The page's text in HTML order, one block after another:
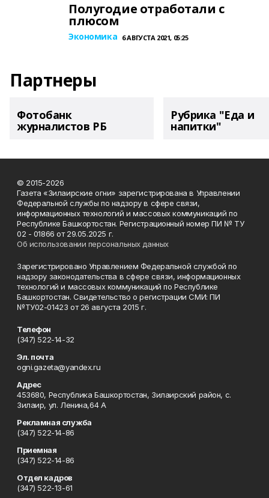
Полугодие отработали с
плюсом
Экономика 6 АВГУСТА 2021, 05:25
Партнеры
Фотобанк
журналистов РБ
Рубрика "Еда и
напитки"
© 2015-2026
Газета «Зилаирские огни» зарегистрирована в Управлении
Федеральной службы по надзору в сфере связи,
информационных технологий и массовых коммуникаций по
Республике Башкортостан. Регистрационный номер ПИ № ТУ
02 - 01866 от 29.05.2025 г.
Об использовании персональных данных
Зарегистрировано Управлением Федеральной службой по
надзору законодательства в сфере связи, информационных
технологий и массовых коммуникаций по Республике
Башкортостан. Свидетельство о регистрации СМИ: ПИ
№ТУ02-01423 от 26 августа 2015 г.
Телефон
(347) 522-14-32
Эл. почта
ogni.gazeta@yandex.ru
Адрес
453680, Республика Башкортостан, Зилаирский район, с.
Зилаир, ул. Ленина,64 А
Рекламная служба
(347) 522-14-86
Приемная
(347) 522-14-86
Отдел кадров
(347) 522-13-61